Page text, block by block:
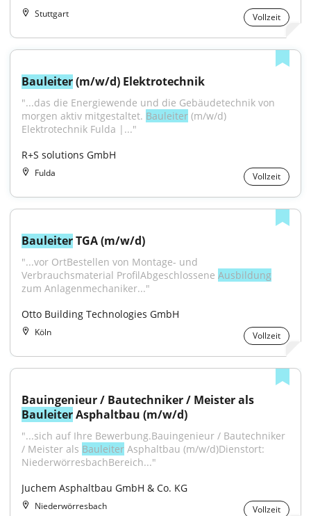
Stuttgart Vollzeit
Bauleiter (m/w/d) Elektrotechnik
"...das die Energiewende und die Gebäudetechnik von
morgen aktiv mitgestaltet. Bauleiter (m/w/d)
Elektrotechnik Fulda |..."
R+S solutions GmbH
Fulda Vollzeit
Bauleiter TGA (m/w/d)
"...vor OrtBestellen von Montage- und
Verbrauchsmaterial ProfilAbgeschlossene Ausbildung
zum Anlagenmechaniker..."
Otto Building Technologies GmbH
Köln Vollzeit
Bauleiter Asphaltbau (m/w/d)
"...sich auf Ihre Bewerbung.Bauingenieur / Bautechniker
/ Meister als Bauleiter Asphaltbau (m/w/d)Dienstort:
NiederwörresbachBereich..."
Juchem Asphaltbau GmbH & Co. KG
Niederwörresbach Vollzeit